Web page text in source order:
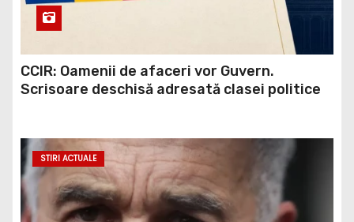
CCIR: Oamenii de afaceri vor Guvern.
Scrisoare deschisă adresată clasei politice
STIRI ACTUALE